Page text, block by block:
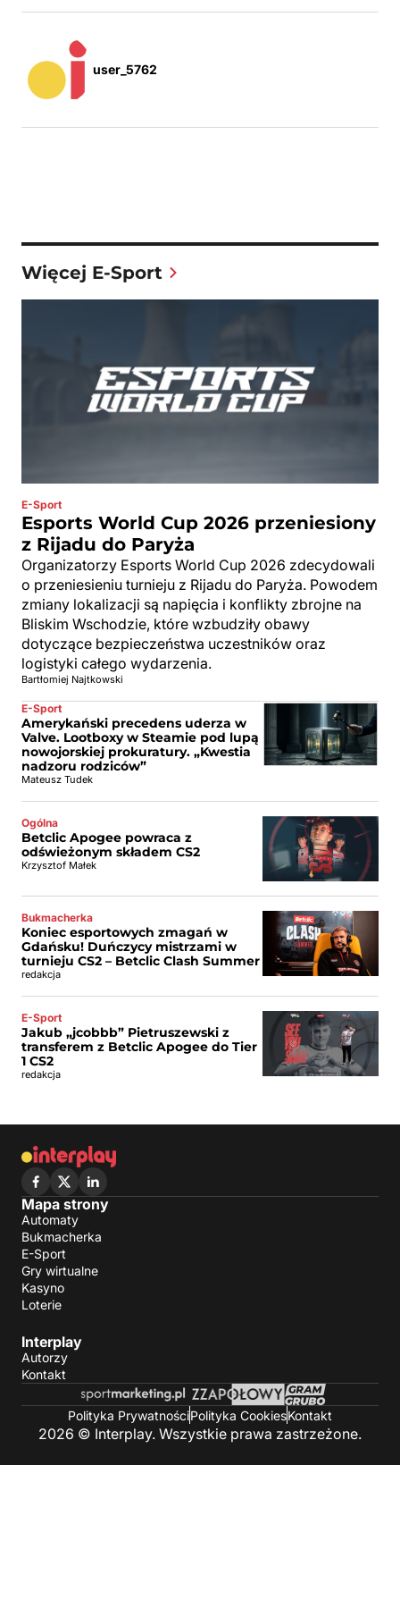
user_5762
Więcej E-Sport
E-Sport
Esports World Cup 2026 przeniesiony
z Rijadu do Paryża
Organizatorzy Esports World Cup 2026 zdecydowali
o przeniesieniu turnieju z Rijadu do Paryża. Powodem
zmiany lokalizacji są napięcia i konflikty zbrojne na
Bliskim Wschodzie, które wzbudziły obawy
dotyczące bezpieczeństwa uczestników oraz
logistyki całego wydarzenia.
Bartłomiej Najtkowski
E-Sport
Amerykański precedens uderza w
Valve. Lootboxy w Steamie pod lupą
nowojorskiej prokuratury. „Kwestia
nadzoru rodziców”
Mateusz Tudek
Ogólna
Betclic Apogee powraca z
odświeżonym składem CS2
Krzysztof Małek
Bukmacherka
Koniec esportowych zmagań w
Gdańsku! Duńczycy mistrzami w
turnieju CS2 – Betclic Clash Summer
redakcja
E-Sport
Jakub „jcobbb” Pietruszewski z
transferem z Betclic Apogee do Tier
1 CS2
redakcja
Mapa strony
Automaty
Bukmacherka
E-Sport
Gry wirtualne
Kasyno
Loterie
Interplay
Autorzy
Kontakt
Polityka PrywatnościPolityka CookiesKontakt
2026 © Interplay. Wszystkie prawa zastrzeżone.